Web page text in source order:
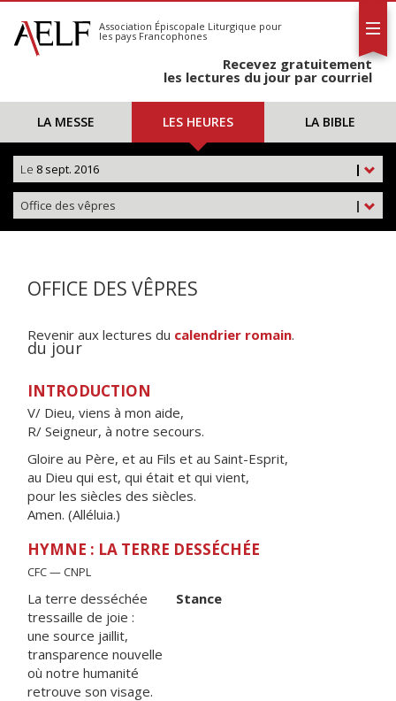
S'abonner
Calendrier
Association Épiscopale Liturgique pour
les pays Francophones
Recevez gratuitement
les lectures du jour par courriel
LA MESSE LES HEURES LA BIBLE
|
Le 8 sept. 2016
|
Office des vêpres
OFFICE DES VÊPRES
Revenir aux lectures du calendrier romain.
du jour
INTRODUCTION
V/ Dieu, viens à mon aide,
R/ Seigneur, à notre secours.
Gloire au Père, et au Fils et au Saint-Esprit,
au Dieu qui est, qui était et qui vient,
pour les siècles des siècles.
Amen. (Alléluia.)
HYMNE : LA TERRE DESSÉCHÉE
CFC — CNPL
La terre desséchée Stance
tressaille de joie :
une source jaillit,
transparence nouvelle
où notre humanité
retrouve son visage.